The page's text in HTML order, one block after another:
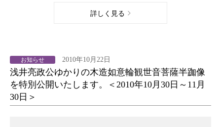
詳しく見る
お知らせ 2010年10月22日
浅井亮政公ゆかりの木造如意輪観世音菩薩半跏像
を特別公開いたします。＜2010年10月30日～11月
30日＞